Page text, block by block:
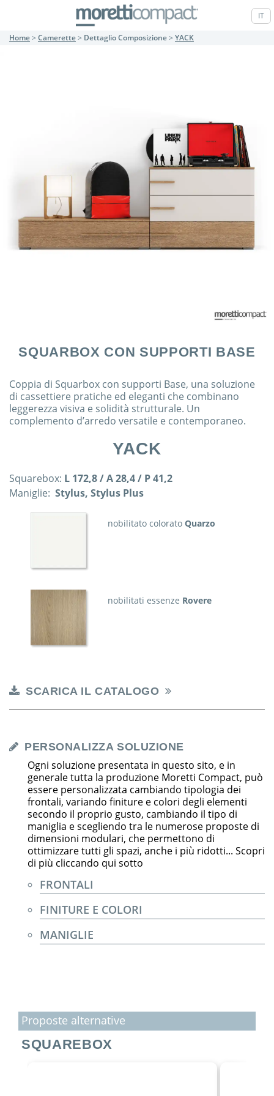
IT
Home> Camerette> Dettaglio Composizione> YACK
SQUARBOX CON SUPPORTI BASE
Coppia di Squarbox con supporti Base, una soluzione
di cassettiere pratiche ed eleganti che combinano
leggerezza visiva e solidità strutturale. Un
complemento d’arredo versatile e contemporaneo.
YACK
Squarebox: L 172,8 / A 28,4 / P 41,2
Maniglie: Stylus, Stylus Plus
nobilitato colorato Quarzo
nobilitati essenze Rovere
SCARICA IL CATALOGO
PERSONALIZZA SOLUZIONE
Ogni soluzione presentata in questo sito, e in
generale tutta la produzione Moretti Compact, può
essere personalizzata cambiando tipologia dei
frontali, variando finiture e colori degli elementi
secondo il proprio gusto, cambiando il tipo di
maniglia e scegliendo tra le numerose proposte di
dimensioni modulari, che permettono di
ottimizzare tutti gli spazi, anche i più ridotti... Scopri
di più cliccando qui sotto
FRONTALI
FINITURE E COLORI
MANIGLIE
Proposte alternative
SQUAREBOX